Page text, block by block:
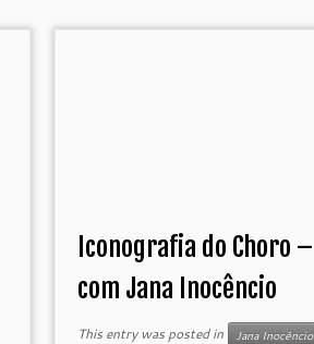
Iconografia do Choro –
com Jana Inocêncio
This entry was posted in Jana Inocêncio